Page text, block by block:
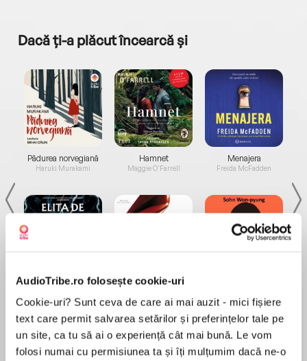
AudioTribe.ro folosește cookie-uri
Cookie-uri? Sunt ceva de care ai mai auzit - mici fișiere
text care permit salvarea setărilor și preferințelor tale pe
un site, ca tu să ai o experiență cât mai bună. Le vom
folosi numai cu permisiunea ta și îți mulțumim dacă ne-o
Dacă ți-a plăcut încearcă și
Pădurea norvegiană
Haruki Murakami
Elita de Argint (Elita
Hamnet
Maggie O'Farrell
Diavolul se îmbracă de
Menajera
Freida McFadden